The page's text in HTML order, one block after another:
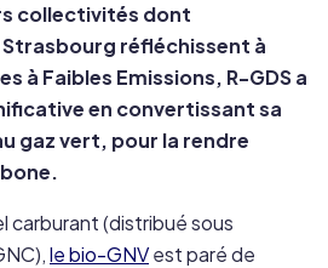
collectivités dont
réfléchissent à
à Faibles Emissions, R-GDS a
en convertissant sa
gaz vert, pour la rendre
carburant (distribué sous
le bio-GNVest paré de